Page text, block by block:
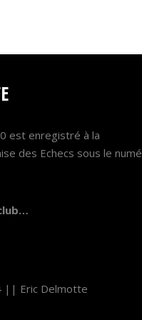
est enregistré à la
des Echecs sous le
|| Eric Delmotte